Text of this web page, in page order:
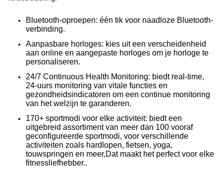
Bluetooth-oproepen: één tik voor naadloze Bluetooth-
verbinding.
Aanpasbare horloges: kies uit een verscheidenheid
aan online en aangepaste horloges om je horloge te
personaliseren.
24/7 Continuous Health Monitoring: biedt real-time,
24-uurs monitoring van vitale functies en
gezondheidsindicatoren om een continue monitoring
van het welzijn te garanderen.
170+ sportmodi voor elke activiteit: biedt een
uitgebreid assortiment van meer dan 100 vooraf
geconfigureerde sportmodi, voor verschillende
activiteiten zoals hardlopen, fietsen, yoga,
touwspringen en meer,Dat maakt het perfect voor elke
fitnessliefhebber..